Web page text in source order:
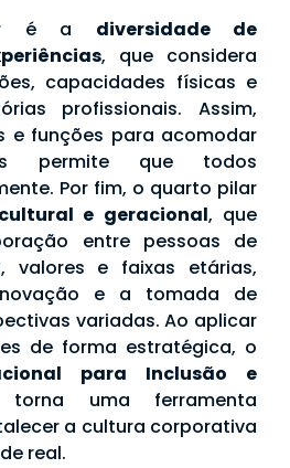
é a diversidade de
, que considera
capacidades físicas e
profissionais. Assim,
e funções para acomodar
permite que todos
Por fim, o quarto pilar
e geracional, que
entre pessoas de
valores e faixas etárias,
e a tomada de
variadas. Ao aplicar
de forma estratégica, o
para Inclusão e
uma ferramenta
a cultura corporativa
real.